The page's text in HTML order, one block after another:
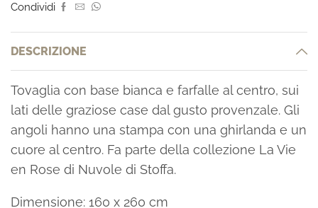
Condividi
DESCRIZIONE
Tovaglia con base bianca e farfalle al centro, sui
lati delle graziose case dal gusto provenzale. Gli
angoli hanno una stampa con una ghirlanda e un
cuore al centro. Fa parte della collezione La Vie
en Rose di Nuvole di Stoffa.
Dimensione: 160 x 260 cm